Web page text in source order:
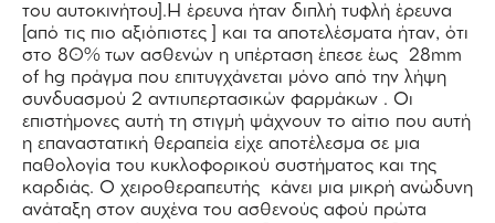
του αυτοκινήτου].Η έρευνα ήταν διπλή τυφλή έρευνα
[από τις πιο αξιόπιστες ] και τα αποτελέσματα ήταν, ότι
στο 80% των ασθενών η υπέρταση έπεσε έως 28mm
of hg πράγμα που επιτυγχάνεται μόνο από την λήψη
συνδυασμού 2 αντιυπερτασικών φαρμάκων . Οι
επιστήμονες αυτή τη στιγμή ψάχνουν το αίτιο που αυτή
η επαναστατική θεραπεία είχε αποτέλεσμα σε μια
παθολογία του κυκλοφορικού συστήματος και της
καρδιάς. Ο χειροθεραπευτής κάνει μια μικρή ανώδυνη
ανάταξη στον αυχένα του ασθενούς αφού πρώτα